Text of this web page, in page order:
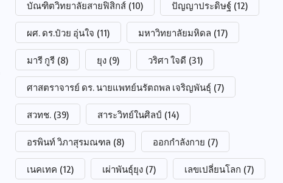
บัณฑิตวิทยาลัยสายฟิสิกส์ (10) ปัญญาประดิษฐ์ (12)
ผศ. ดร.ป๋วย อุ่นใจ (11) มหาวิทยาลัยมหิดล (17)
มารี กูรี (8) ยุง (9) วริศา ใจดี (31)
ศาสตราจารย์ ดร. นายแพทย์นรัตถพล เจริญพันธุ์ (7)
สวทช. (39) สาระวิทย์ในศิลป์ (14)
อรพินท์ วิภาสุรมณฑล (8) ออกกำลังกาย (7)
เนคเทค (12) เผ่าพันธุ์ยุง (7) เลขเปลี่ยนโลก (7)